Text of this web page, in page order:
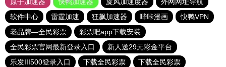
原子加速器
快鸭加速器 旋风加速度器
外网网址导航
软件中心
雷霆加速 狂飙加速器 哔咔漫画
快鸭VPN
老品牌—全民彩票
彩票吧app下载安装
全民彩票官网最新登录入口
新人送29元彩金平台
乐发III500登录入口
下载全民彩票
下载全民彩票